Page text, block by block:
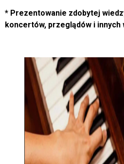
* Prezentowanie zdobytej
koncertów, przeglądów i